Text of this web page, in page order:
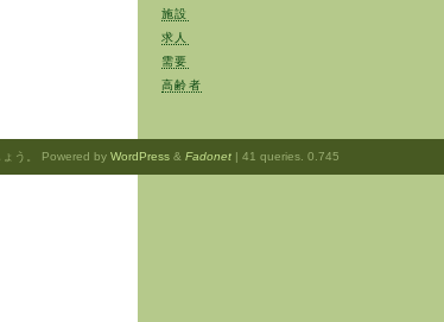
施設
求人
需要
高齢者
ょう。 Powered by WordPress& Fadonet| 41 queries. 0.745